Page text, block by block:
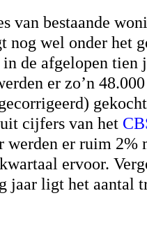
van bestaande
wel onder het
de afgelopen tien
er zo’n
cijfers van het
werden er ruim 2%
ervoor.
jaar ligt het aantal